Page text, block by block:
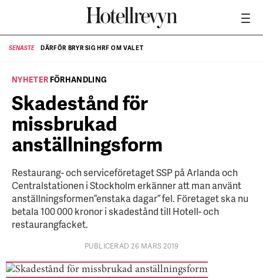
SENASTE DÄRFÖR BRYR SIG HRF OM VALET
NYHETER FÖRHANDLING
Skadestånd för
missbrukad
anställningsform
Restaurang- och serviceföretaget SSP på Arlanda och
Centralstationen i Stockholm erkänner att man använt
anställningsformen ”enstaka dagar” fel. Företaget ska nu
betala 100 000 kronor i skadestånd till Hotell- och
restaurangfacket.
PUBLICERAD 26 MARS 2019